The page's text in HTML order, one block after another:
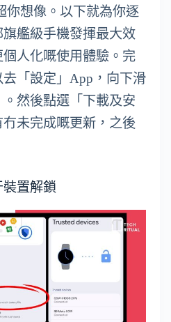
你想像。以下就為你逐
艦級手機發揮最大效
人化嘅使用體驗。完
「設定」App，向下滑
然後點選「下載及安
未完成嘅更新，之後
置解鎖